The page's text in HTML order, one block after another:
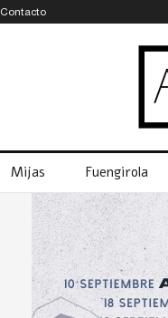
Contacto
Mijas Fuengirola